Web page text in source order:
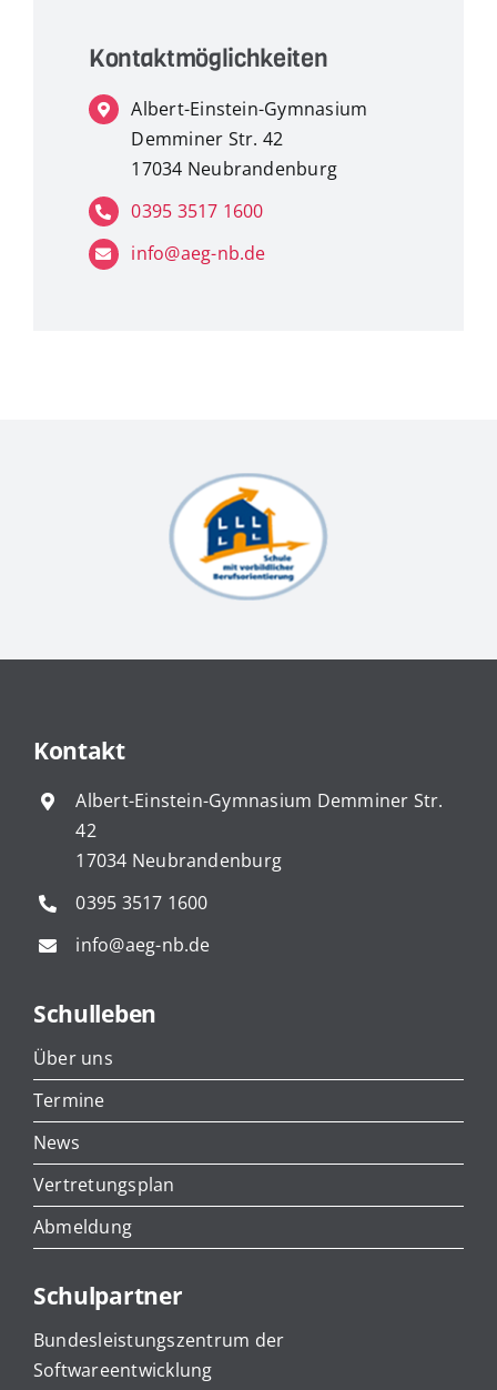
Kontaktmöglichkeiten
Albert-Einstein-Gymnasium
Demminer Str. 42
17034 Neubrandenburg
0395 3517 1600
info@aeg-nb.de
Kontakt
Albert-Einstein-Gymnasium Demminer Str.
42
17034 Neubrandenburg
0395 3517 1600
info@aeg-nb.de
Schulleben
Über uns
Termine
News
Vertretungsplan
Abmeldung
Schulpartner
Bundesleistungszentrum der
Softwareentwicklung